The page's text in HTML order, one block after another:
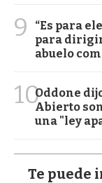
9
“Es para
para dirigir
abuelo
10Oddone
Abierto
una "ley
Te puede